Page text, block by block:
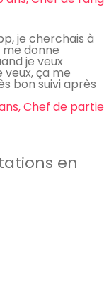
je cherchais à
donne
je veux
veux, ça me
bon suivi après
Chef de partie
en